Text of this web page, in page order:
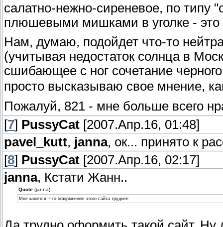
салатно-нежно-сиреневое, по типу
плюшевыми мишками в уголке - это
Нам, думаю, подойдет что-то
(учитывая недостаток солнца в
сшибающее с ног сочетание
просто высказываю свое мнение,
Пожалуй, 821 - мне больше всего
[7] PussyCat [2007.Апр.16, 01:48]
pavel_kutt, janna, ок... принято к
[8] PussyCat [2007.Апр.16, 02:17]
janna, Кстати Жанн..
Quote(janna)
Мне кажется, что оформление этого сайта труднее